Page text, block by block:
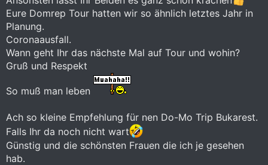
Eure Domrep Tour hatten wir so ähnlich letztes Jahr in
Planung.
Coronaausfall.
Wann geht Ihr das nächste Mal auf Tour und wohin?
Gruß und Respekt
So muß man leben
Ach so kleine Empfehlung für nen Do-Mo Trip Bukarest.
Falls Ihr da noch nicht wart
Günstig und die schönsten Frauen die ich je gesehen
hab.